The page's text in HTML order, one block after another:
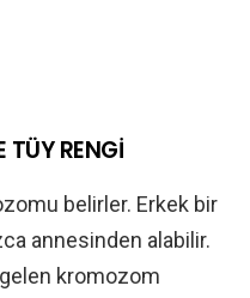
TÜY RENGİ
belirler. Erkek bir
annesinden alabilir.
kromozom